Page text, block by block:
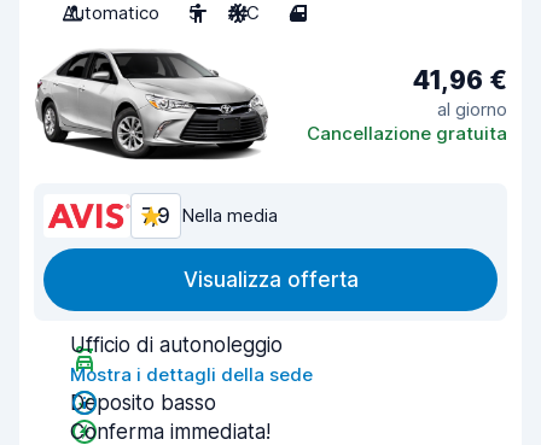
Automatico
5 A/C 4
41,96 €
al giorno
Cancellazione gratuita
7,9 Nella media
Visualizza offerta
Ufficio di autonoleggio
Mostra i dettagli della sede
Deposito basso
Conferma immediata!